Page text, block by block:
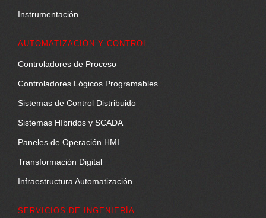
Instrumentación
AUTOMATIZACIÓN Y CONTROL
Controladores de Proceso
Controladores Lógicos Programables
Sistemas de Control Distribuido
Sistemas Híbridos y SCADA
Paneles de Operación HMI
Transformación Digital
Infraestructura Automatización
SERVICIOS DE INGENIERÍA